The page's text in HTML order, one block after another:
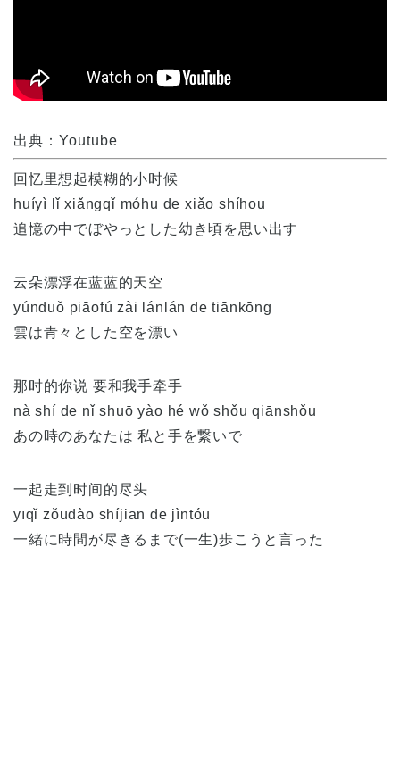
出典：Youtube
回忆里想起模糊的小时候
huíyì lǐ xiǎngqǐ móhu de xiǎo shíhou
追憶の中でぼやっとした幼き頃を思い出す
云朵漂浮在蓝蓝的天空
yúnduǒ piāofú zài lánlán de tiānkōng
雲は青々とした空を漂い
那时的你说 要和我手牵手
nà shí de nǐ shuō yào hé wǒ shǒu qiānshǒu
あの時のあなたは 私と手を繋いで
一起走到时间的尽头
yīqǐ zǒudào shíjiān de jìntóu
一緒に時間が尽きるまで(一生)歩こうと言った